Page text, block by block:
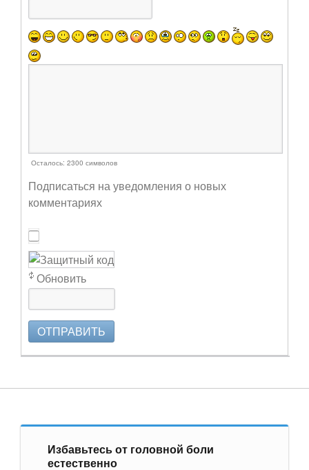
Осталось: 2300 символов
Подписаться на уведомления о новых
комментариях
Обновить
ОТПРАВИТЬ
Избавьтесь от головной боли
естественно